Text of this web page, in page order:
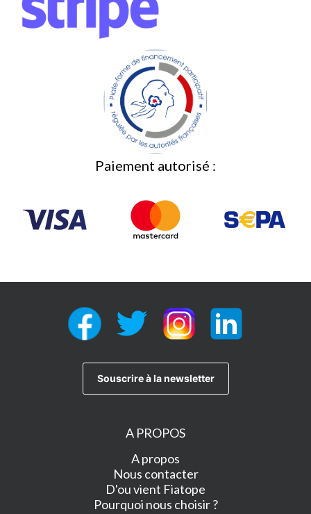
Paiement autorisé :
A PROPOS
A propos
Nous contacter
D'ou vient Fiatope
Pourquoi nous choisir ?